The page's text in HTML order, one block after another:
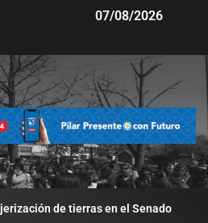
07/08/2026
tierras en el Senado